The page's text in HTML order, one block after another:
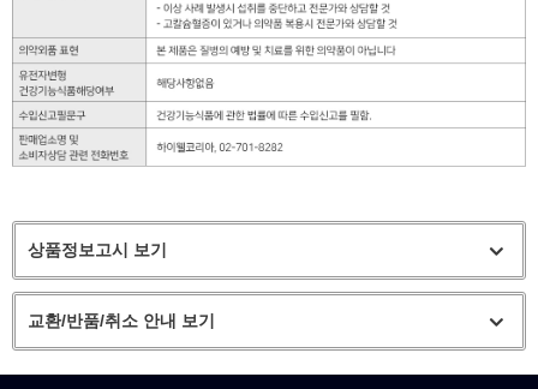
상품정보고시 보기
교환/반품/취소 안내 보기